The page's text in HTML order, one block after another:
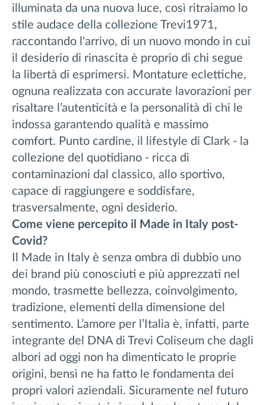
illuminata da una nuova luce, così ritraiamo lo
stile audace della collezione Trevi1971,
raccontando l'arrivo, di un nuovo mondo in cui
il desiderio di rinascita è proprio di chi segue
la libertà di esprimersi. Montature eclettiche,
ognuna realizzata con accurate lavorazioni per
risaltare l’autenticità e la personalità di chi le
indossa garantendo qualità e massimo
comfort. Punto cardine, il lifestyle di Clark - la
collezione del quotidiano - ricca di
contaminazioni dal classico, allo sportivo,
capace di raggiungere e soddisfare,
trasversalmente, ogni desiderio.
Come viene percepito il Made in Italy post-
Covid?
Il Made in Italy è senza ombra di dubbio uno
dei brand più conosciuti e più apprezzati nel
mondo, trasmette bellezza, coinvolgimento,
tradizione, elementi della dimensione del
sentimento. L’amore per l’Italia è, infatti, parte
integrante del DNA di Trevi Coliseum che dagli
albori ad oggi non ha dimenticato le proprie
origini, bensì ne ha fatto le fondamenta dei
propri valori aziendali. Sicuramente nel futuro